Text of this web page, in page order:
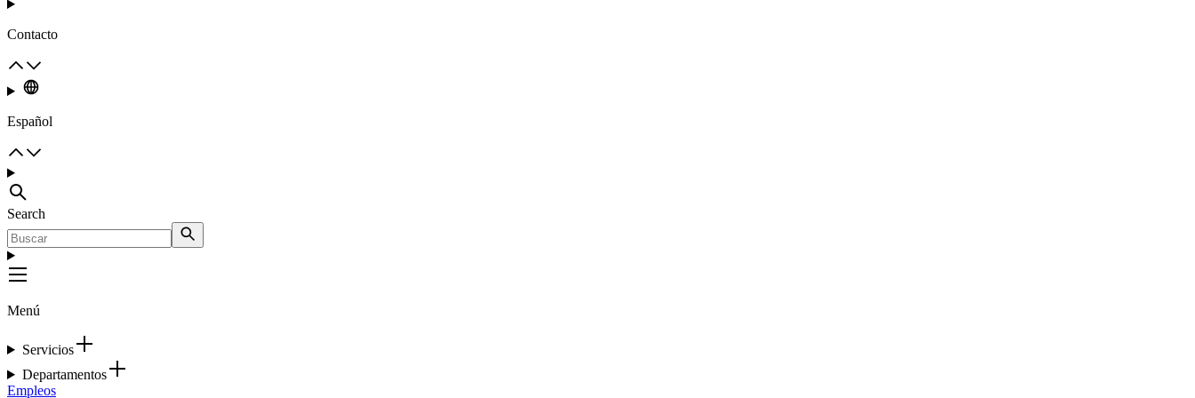
Contacto
Español
Search
Menú
Servicios
Departamentos
Empleos